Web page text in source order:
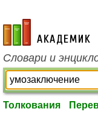
academic.ru
Словари и
Толкования